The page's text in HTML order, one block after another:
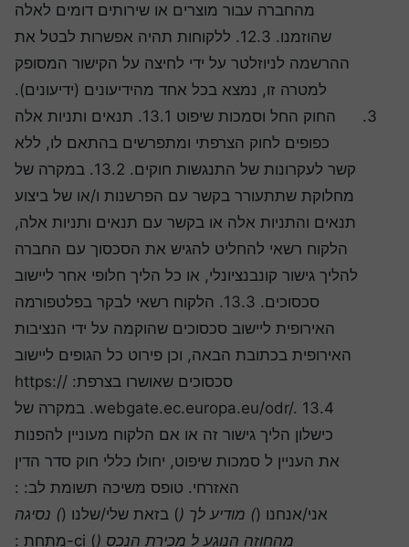
מהחברה עבור מוצרים או שירותים דומים לאלה
שהוזמנו. 12.3. ללקוחות תהיה אפשרות לבטל את
ההרשמה לניוזלטר על ידי לחיצה על הקישור המסופק
למטרה זו, נמצא בכל אחד מהידיעונים (ידיעונים).
החוק החל וסמכות שיפוט 13.1. תנאים ותניות אלה
כפופים לחוק הצרפתי ומתפרשים בהתאם לו, ללא
קשר לעקרונות של התנגשות חוקים. 13.2. במקרה של
מחלוקת שתתעורר בקשר עם הפרשנות ו/או של ביצוע
תנאים והתניות אלה או בקשר עם תנאים ותניות אלה,
הלקוח רשאי להחליט להגיש את הסכסוך עם החברה
להליך גישור קונבנציונלי, או כל הליך חלופי אחר ליישוב
סכסוכים. 13.3. הלקוח רשאי לבקר בפלטפורמה
האירופית ליישוב סכסוכים שהוקמה על ידי הנציבות
האירופית בכתובת הבאה, וכן פירוט כל הגופים ליישוב
סכסוכים שאושרו בצרפת: https://
webgate.ec.europa.eu/odr/. 13.4. במקרה של
כישלון הליך גישור זה או אם הלקוח מעוניין להפנות
את העניין ל סמכות שיפוט, יחולו כללי חוק סדר הדין
האזרחי. טופס משיכה תשומת לב: :
אני/אנחנו () מודיע לך () בזאת שלי/שלנו () נסיגה
מהחוזה הנוגע ל מכירת הנכס () ci-מתחת :